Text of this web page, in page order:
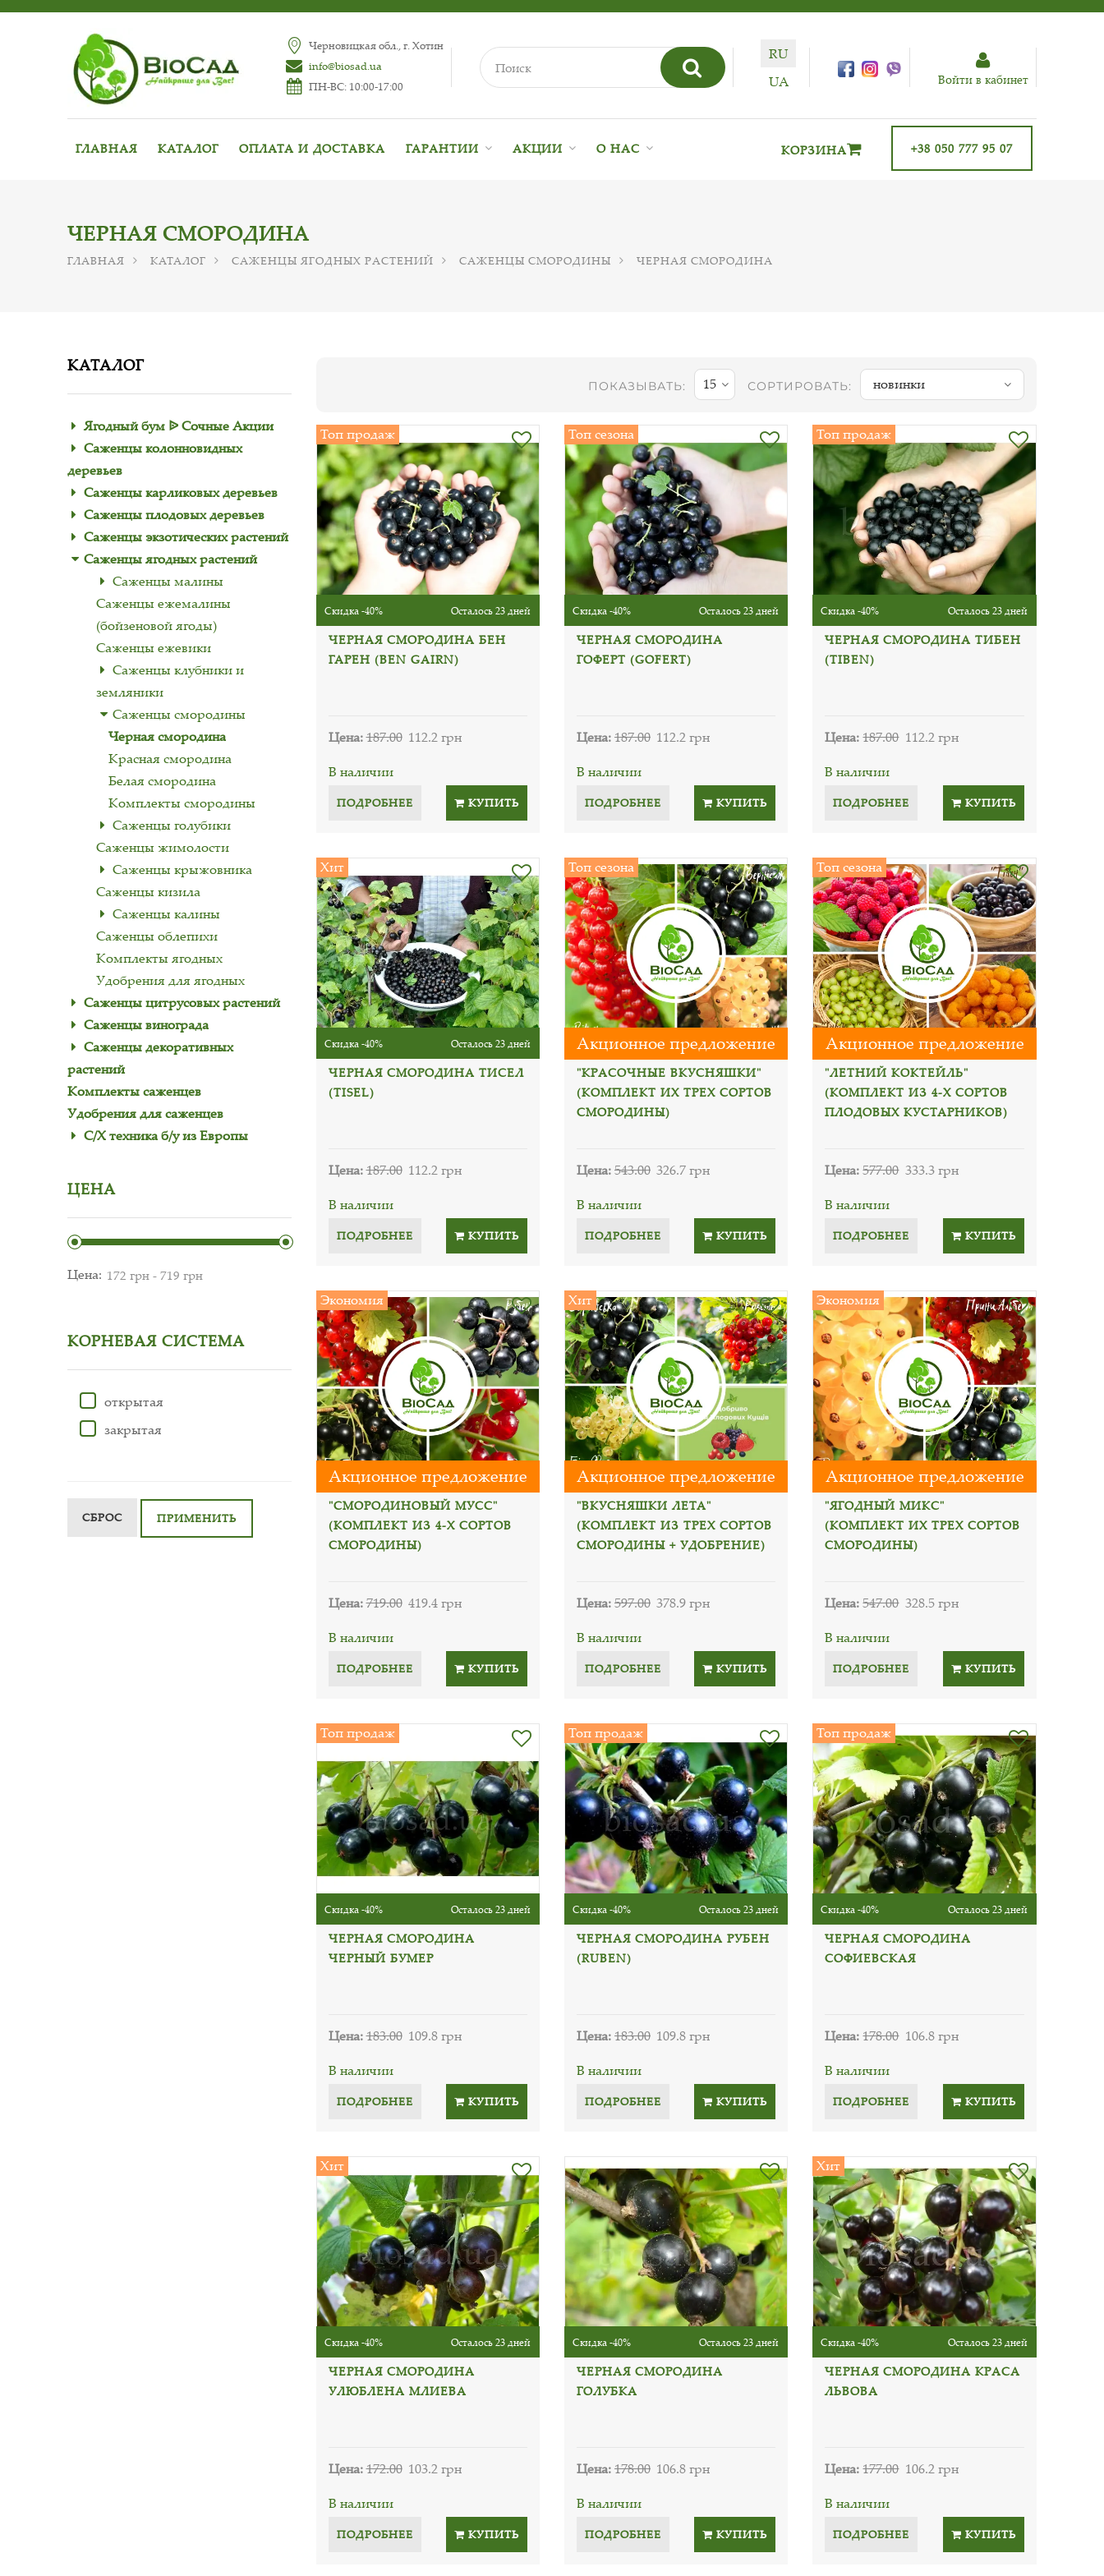
Черновицкая обл., г. Хотин
info@biosad.ua
ПН-ВС: 10:00-17:00
RU
UA
Войти в кабинет
ГЛАВНАЯ КАТАЛОГ ОПЛАТА И ДОСТАВКА ГАРАНТИИ АКЦИИ О НАС +38 050 777 95 07
КОРЗИНА
ЧЕРНАЯ СМОРОДИНА
ГЛАВНАЯ КАТАЛОГ САЖЕНЦЫ ЯГОДНЫХ РАСТЕНИЙ САЖЕНЦЫ СМОРОДИНЫ ЧЕРНАЯ СМОРОДИНА
КАТАЛОГ
Ягодный бум ᐉ Сочные Акции
Саженцы колонновидных
деревьев
Саженцы карликовых деревьев
Саженцы плодовых деревьев
Саженцы экзотических растений
Саженцы ягодных растений
Саженцы малины
Саженцы ежемалины
(бойзеновой ягоды)
Саженцы ежевики
Саженцы клубники и
земляники
Саженцы смородины
Черная смородина
Красная смородина
Белая смородина
Комплекты смородины
Саженцы голубики
Саженцы жимолости
Саженцы крыжовника
Саженцы кизила
Саженцы калины
Саженцы облепихи
Комплекты ягодных
Удобрения для ягодных
Саженцы цитрусовых растений
Саженцы винограда
Саженцы декоративных
растений
Комплекты саженцев
Удобрения для саженцев
С/Х техника б/у из Европы
ЦЕНА
Цена:
КОРНЕВАЯ СИСТЕМА
открытая
закрытая
СБРОС ПРИМЕНИТЬ
ПОКАЗЫВАТЬ: 15 СОРТИРОВАТЬ: новинки
Топ продаж
Скидка -40% Осталось 23 дней
ЧЕРНАЯ СМОРОДИНА БЕН
ГАРЕН (BEN GAIRN)
Цена:187.00 112.2 грн
В наличии
ПОДРОБНЕЕ КУПИТЬ
Топ сезона
Скидка -40% Осталось 23 дней
ЧЕРНАЯ СМОРОДИНА
ГОФЕРТ (GOFERT)
Цена:187.00 112.2 грн
В наличии
ПОДРОБНЕЕ КУПИТЬ
Топ продаж
Скидка -40% Осталось 23 дней
ЧЕРНАЯ СМОРОДИНА ТИБЕН
(TIBEN)
Цена:187.00 112.2 грн
В наличии
ПОДРОБНЕЕ КУПИТЬ
Хит
Скидка -40% Осталось 23 дней
ЧЕРНАЯ СМОРОДИНА ТИСЕЛ
(TISEL)
Цена:187.00 112.2 грн
В наличии
ПОДРОБНЕЕ КУПИТЬ
Топ сезона
Акционное предложение
"КРАСОЧНЫЕ ВКУСНЯШКИ"
(КОМПЛЕКТ ИХ ТРЕХ СОРТОВ
СМОРОДИНЫ)
Цена:543.00 326.7 грн
В наличии
ПОДРОБНЕЕ КУПИТЬ
Топ сезона
Акционное предложение
"ЛЕТНИЙ КОКТЕЙЛЬ"
(КОМПЛЕКТ ИЗ 4-Х СОРТОВ
ПЛОДОВЫХ КУСТАРНИКОВ)
Цена:577.00 333.3 грн
В наличии
ПОДРОБНЕЕ КУПИТЬ
Экономия
Акционное предложение
"СМОРОДИНОВЫЙ МУСС"
(КОМПЛЕКТ ИЗ 4-Х СОРТОВ
СМОРОДИНЫ)
Цена:719.00 419.4 грн
В наличии
ПОДРОБНЕЕ КУПИТЬ
Хит
Акционное предложение
"ВКУСНЯШКИ ЛЕТА"
(КОМПЛЕКТ ИЗ ТРЕХ СОРТОВ
СМОРОДИНЫ + УДОБРЕНИЕ)
Цена:597.00 378.9 грн
В наличии
ПОДРОБНЕЕ КУПИТЬ
Экономия
Акционное предложение
"ЯГОДНЫЙ МИКС"
(КОМПЛЕКТ ИХ ТРЕХ СОРТОВ
СМОРОДИНЫ)
Цена:547.00 328.5 грн
В наличии
ПОДРОБНЕЕ КУПИТЬ
Топ продаж
Скидка -40% Осталось 23 дней
ЧЕРНАЯ СМОРОДИНА
ЧЕРНЫЙ БУМЕР
Цена:183.00 109.8 грн
В наличии
ПОДРОБНЕЕ КУПИТЬ
Топ продаж
Скидка -40% Осталось 23 дней
ЧЕРНАЯ СМОРОДИНА РУБЕН
(RUBEN)
Цена:183.00 109.8 грн
В наличии
ПОДРОБНЕЕ КУПИТЬ
Топ продаж
Скидка -40% Осталось 23 дней
ЧЕРНАЯ СМОРОДИНА
СОФИЕВСКАЯ
Цена:178.00 106.8 грн
В наличии
ПОДРОБНЕЕ КУПИТЬ
Хит
Скидка -40% Осталось 23 дней
ЧЕРНАЯ СМОРОДИНА
УЛЮБЛЕНА МЛИЕВА
Цена:172.00 103.2 грн
В наличии
ПОДРОБНЕЕ КУПИТЬ
Скидка -40% Осталось 23 дней
ЧЕРНАЯ СМОРОДИНА
ГОЛУБКА
Цена:178.00 106.8 грн
В наличии
ПОДРОБНЕЕ КУПИТЬ
Хит
Скидка -40% Осталось 23 дней
ЧЕРНАЯ СМОРОДИНА КРАСА
ЛЬВОВА
Цена:177.00 106.2 грн
В наличии
ПОДРОБНЕЕ КУПИТЬ